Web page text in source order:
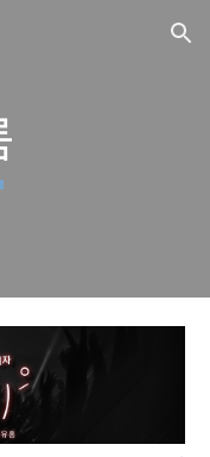
Skip to navigation